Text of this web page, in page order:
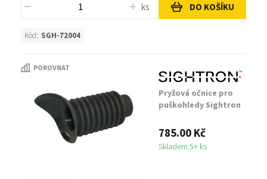
ks DO KOŠÍKU
Kód: SGH-72004
POROVNAT
Pryžová očnice pro
puškohledy Sightron
785.00 Kč
Skladem 5+ ks